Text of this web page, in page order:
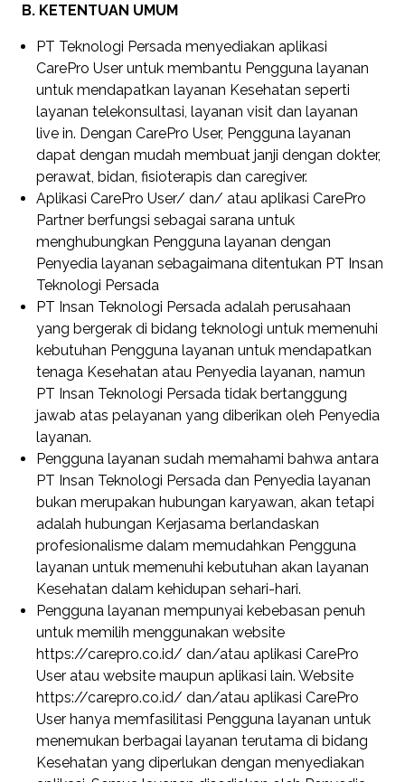
B. KETENTUAN UMUM
PT Teknologi Persada menyediakan aplikasi
CarePro User untuk membantu Pengguna layanan
untuk mendapatkan layanan Kesehatan seperti
layanan telekonsultasi, layanan visit dan layanan
live in. Dengan CarePro User, Pengguna layanan
dapat dengan mudah membuat janji dengan dokter,
perawat, bidan, fisioterapis dan caregiver.
Aplikasi CarePro User/ dan/ atau aplikasi CarePro
Partner berfungsi sebagai sarana untuk
menghubungkan Pengguna layanan dengan
Penyedia layanan sebagaimana ditentukan PT Insan
Teknologi Persada
PT Insan Teknologi Persada adalah perusahaan
yang bergerak di bidang teknologi untuk memenuhi
kebutuhan Pengguna layanan untuk mendapatkan
tenaga Kesehatan atau Penyedia layanan, namun
PT Insan Teknologi Persada tidak bertanggung
jawab atas pelayanan yang diberikan oleh Penyedia
layanan.
Pengguna layanan sudah memahami bahwa antara
PT Insan Teknologi Persada dan Penyedia layanan
bukan merupakan hubungan karyawan, akan tetapi
adalah hubungan Kerjasama berlandaskan
profesionalisme dalam memudahkan Pengguna
layanan untuk memenuhi kebutuhan akan layanan
Kesehatan dalam kehidupan sehari-hari.
Pengguna layanan mempunyai kebebasan penuh
untuk memilih menggunakan website
https://carepro.co.id/ dan/atau aplikasi CarePro
User atau website maupun aplikasi lain. Website
https://carepro.co.id/ dan/atau aplikasi CarePro
User hanya memfasilitasi Pengguna layanan untuk
menemukan berbagai layanan terutama di bidang
Kesehatan yang diperlukan dengan menyediakan